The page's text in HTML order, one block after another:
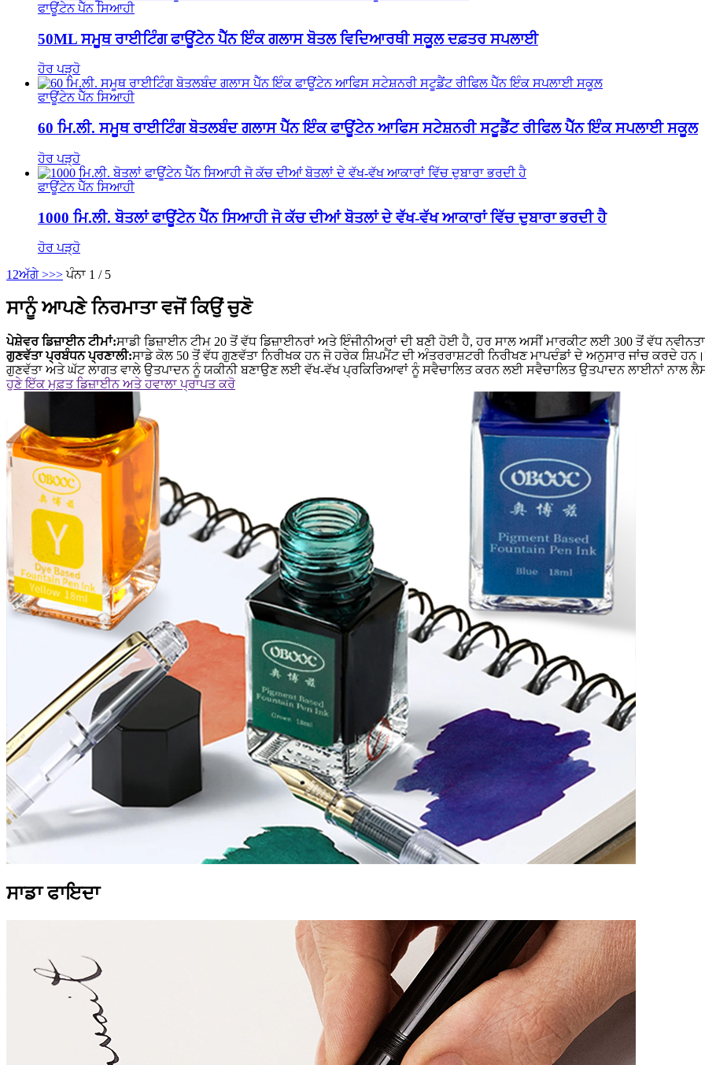
ਫਾਊਂਟੇਨ ਪੈੱਨ ਸਿਆਹੀ
50ML ਸਮੂਥ ਰਾਈਟਿੰਗ ਫਾਊਂਟੇਨ ਪੈੱਨ ਇੰਕ ਗਲਾਸ ਬੋਤਲ ਵਿਦਿਆਰਥੀ ਸਕੂਲ ਦਫ਼ਤਰ ਸਪਲਾਈ
ਹੋਰ ਪੜ੍ਹੋ
ਫਾਊਂਟੇਨ ਪੈੱਨ ਸਿਆਹੀ
60 ਮਿ.ਲੀ. ਸਮੂਥ ਰਾਈਟਿੰਗ ਬੋਤਲਬੰਦ ਗਲਾਸ ਪੈੱਨ ਇੰਕ ਫਾਊਂਟੇਨ ਆਫਿਸ ਸਟੇਸ਼ਨਰੀ ਸਟੂਡੈਂਟ ਰੀਫਿਲ ਪੈੱਨ ਇੰਕ ਸਪਲਾਈ ਸਕੂਲ
ਹੋਰ ਪੜ੍ਹੋ
ਫਾਊਂਟੇਨ ਪੈੱਨ ਸਿਆਹੀ
1000 ਮਿ.ਲੀ. ਬੋਤਲਾਂ ਫਾਊਂਟੇਨ ਪੈੱਨ ਸਿਆਹੀ ਜੋ ਕੱਚ ਦੀਆਂ ਬੋਤਲਾਂ ਦੇ ਵੱਖ-ਵੱਖ ਆਕਾਰਾਂ ਵਿੱਚ ਦੁਬਾਰਾ ਭਰਦੀ ਹੈ
ਹੋਰ ਪੜ੍ਹੋ
1 2ਅੱਗੇ >>> ਪੰਨਾ 1 / 5
ਸਾਨੂੰ ਆਪਣੇ ਨਿਰਮਾਤਾ ਵਜੋਂ ਕਿਉਂ ਚੁਣੋ
ਪੇਸ਼ੇਵਰ ਡਿਜ਼ਾਈਨ ਟੀਮਾਂ:ਸਾਡੀ ਡਿਜ਼ਾਈਨ ਟੀਮ 20 ਤੋਂ ਵੱਧ ਡਿਜ਼ਾਈਨਰਾਂ ਅਤੇ ਇੰਜੀਨੀਅਰਾਂ ਦੀ ਬਣੀ ਹੋਈ ਹੈ, ਹਰ ਸਾਲ ਅਸੀਂ ਮਾਰਕੀਟ ਲਈ 300 ਤੋਂ ਵੱਧ
ਗੁਣਵੱਤਾ ਪ੍ਰਬੰਧਨ ਪ੍ਰਣਾਲੀ:ਸਾਡੇ ਕੋਲ 50 ਤੋਂ ਵੱਧ ਗੁਣਵੱਤਾ ਨਿਰੀਖਕ ਹਨ ਜੋ ਹਰੇਕ ਸ਼ਿਪਮੈਂਟ ਦੀ ਅੰਤਰਰਾਸ਼ਟਰੀ ਨਿਰੀਖਣ ਮਾਪਦੰਡਾਂ ਦੇ ਅਨੁਸਾਰ ਜਾਂਚ ਕਰਦੇ ਹਨ।
ਗੁਣਵੱਤਾ ਅਤੇ ਘੱਟ ਲਾਗਤ ਵਾਲੇ ਉਤਪਾਦਨ ਨੂੰ ਯਕੀਨੀ ਬਣਾਉਣ ਲਈ ਵੱਖ-ਵੱਖ ਪ੍ਰਕਿਰਿਆਵਾਂ ਨੂੰ ਸਵੈਚਾਲਿਤ ਕਰਨ ਲਈ ਸਵੈਚਾਲਿਤ ਉਤਪਾਦਨ ਲਾਈਨਾਂ ਨਾਲ
ਹੁਣੇ ਇੱਕ ਮੁਫ਼ਤ ਡਿਜ਼ਾਈਨ ਅਤੇ ਹਵਾਲਾ ਪ੍ਰਾਪਤ ਕਰੋ
ਸਾਡਾ ਫਾਇਦਾ